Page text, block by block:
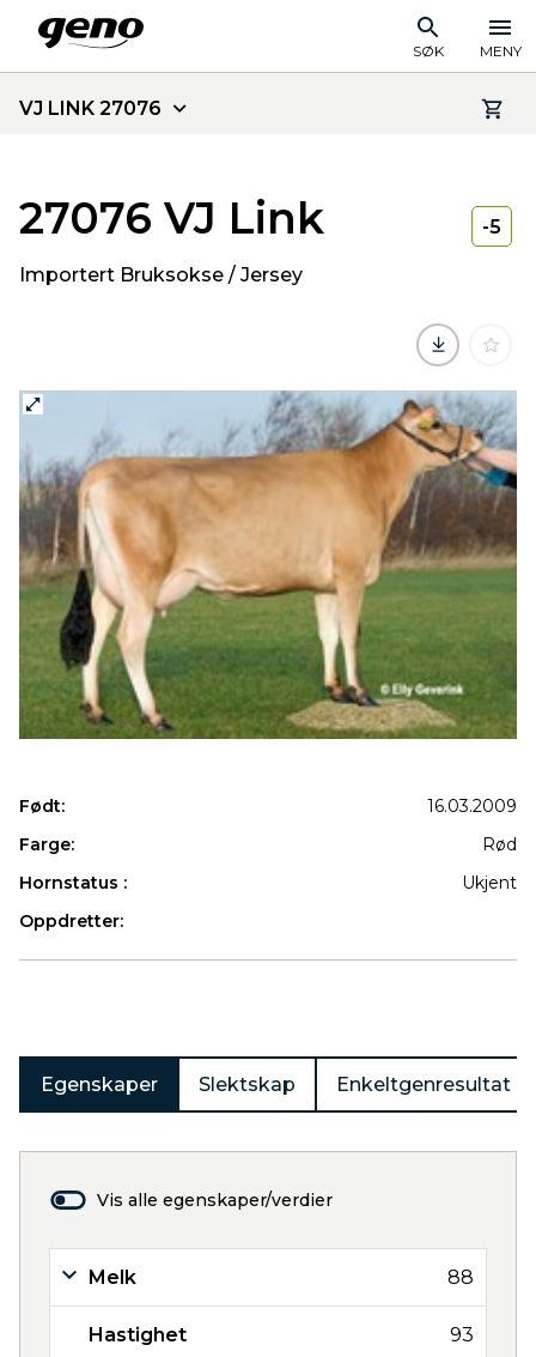
SØK MENY
VJ LINK 27076
27076 VJ Link
Importert Bruksokse / Jersey
-5
Født:
16.03.2009
Farge:
Rød
Hornstatus :
Ukjent
Oppdretter:
Egenskaper Slektskap Enkeltgenresultat
Vis alle egenskaper/verdier
Melk 88
Hastighet 93